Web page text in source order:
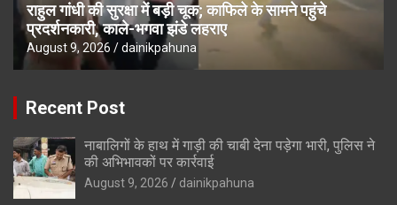
राहुल गांधी की सुरक्षा में बड़ी चूक; काफिले के सामने पहुंचे
प्रदर्शनकारी, काले-भगवा झंडे लहराए
August 9, 2026 dainikpahuna
Recent Post
नाबालिगों के हाथ में गाड़ी की चाबी देना पड़ेगा भारी, पुलिस ने
की अभिभावकों पर कार्रवाई
August 9, 2026 dainikpahuna